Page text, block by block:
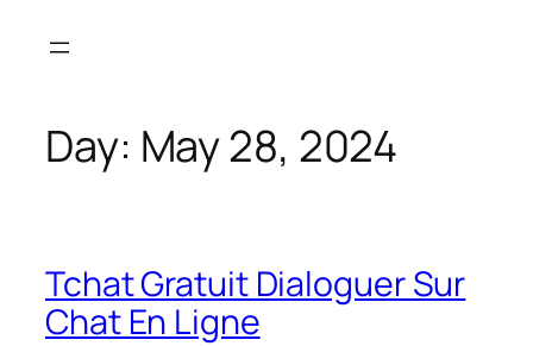
Day: May 28, 2024
Tchat Gratuit Dialoguer Sur
Chat En Ligne